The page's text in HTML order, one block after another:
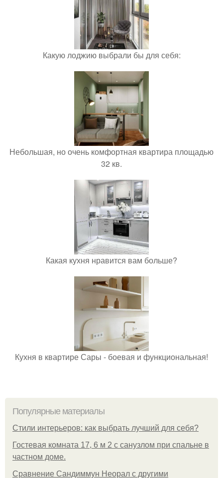
Какую лоджию выбрали бы для себя:
Небольшая, но очень комфортная квартира площадью
32 кв.
Какая кухня нравится вам больше?
Кухня в квартире Сары - боевая и функциональная!
Популярные материалы
Стили интерьеров: как выбрать лучший для себя?
Гостевая комната 17, 6 м 2 с санузлом при спальне в
частном доме.
Сравнение Сандиммун Неорал с другими